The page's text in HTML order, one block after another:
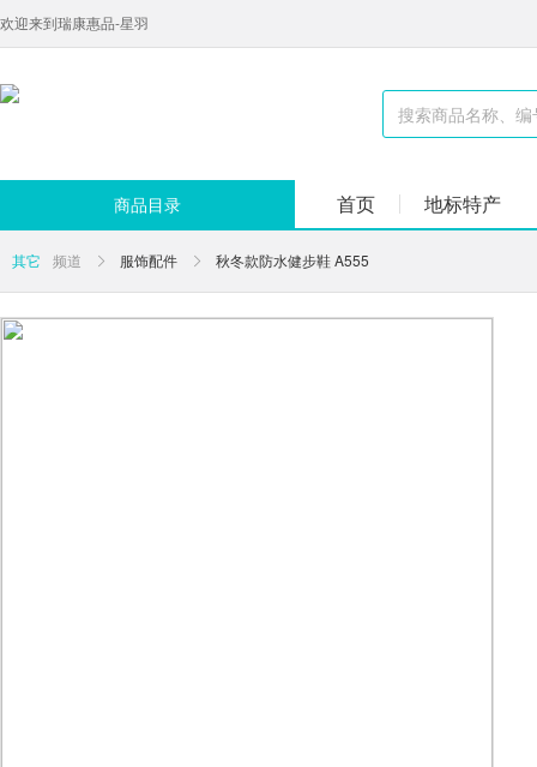
欢迎来到瑞康惠品-星羽
商品目录 首页 地标特产
其它 频道 服饰配件 秋冬款防水健步鞋 A555